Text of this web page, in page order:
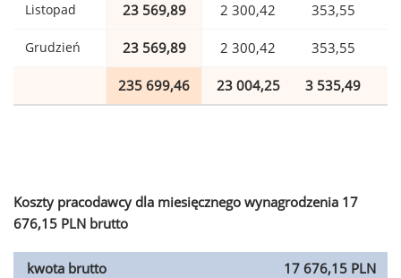
Listopad 23 569,89 2 300,42 353,55
Grudzień 23 569,89 2 300,42 353,55
235 699,46 23 004,25 3 535,49
Koszty pracodawcy dla miesięcznego wynagrodzenia 17
676,15 PLN brutto
kwota brutto
17 676,15 PLN